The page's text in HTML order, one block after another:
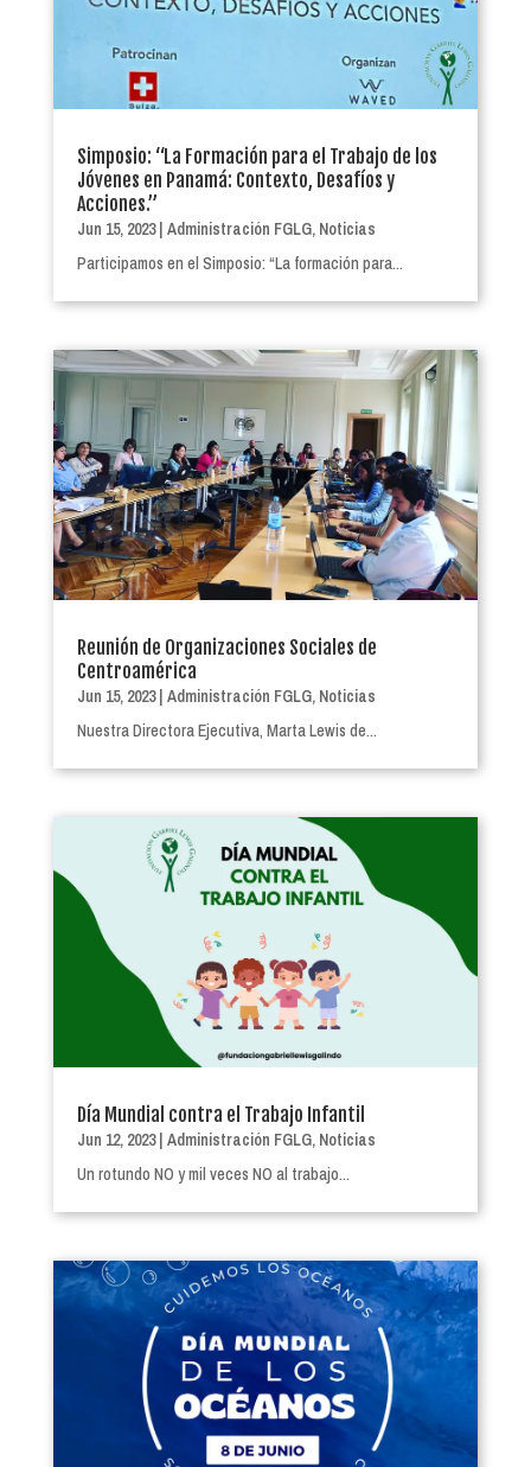
Simposio: “La Formación para el Trabajo de los
Jóvenes en Panamá: Contexto, Desafíos y
Acciones.”
Jun 15, 2023| Administración FGLG, Noticias
Participamos en el Simposio: “La formación para...
Reunión de Organizaciones Sociales de
Centroamérica
Jun 15, 2023| Administración FGLG, Noticias
Nuestra Directora Ejecutiva, Marta Lewis de...
Día Mundial contra el Trabajo Infantil
Jun 12, 2023| Administración FGLG, Noticias
Un rotundo NO y mil veces NO al trabajo...